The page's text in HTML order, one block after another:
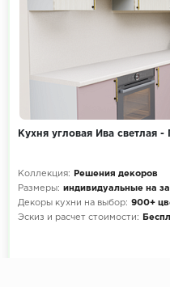
Кухня угловая Ива светлая -
Коллекция:
Решения декоров
Размеры: индивидуальные на
Декоры кухни на выбор: 900+
Эскиз и расчет стоимости: